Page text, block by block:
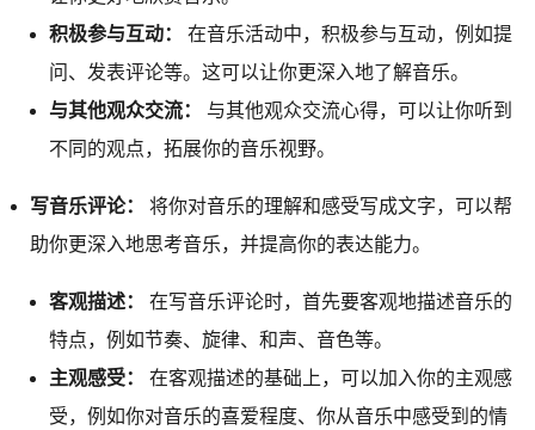
积极参与互动：
在音乐活动中，积极参与互动，例如提
问、发表评论等。这可以让你更深入地了解音乐。
与其他观众交流：
与其他观众交流心得，可以让你听到
不同的观点，拓展你的音乐视野。
写音乐评论：
将你对音乐的理解和感受写成文字，可以帮
助你更深入地思考音乐，并提高你的表达能力。
客观描述：
在写音乐评论时，首先要客观地描述音乐的
特点，例如节奏、旋律、和声、音色等。
主观感受：
在客观描述的基础上，可以加入你的主观感
受，例如你对音乐的喜爱程度、你从音乐中感受到的情